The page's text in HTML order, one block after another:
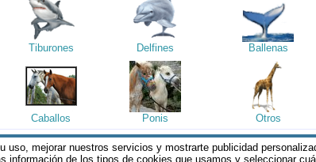
mejorar nuestros servicios y mostrarte publicidad
información de los tipos de cookies que usamos y seleccionar
Tiburones Delfines Ballenas
Caballos Ponis Otros
que acepta losTerminos y Condiciones de nuestros